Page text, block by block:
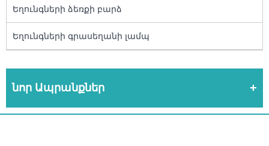
Եղունգների ձեռքի բարձ
Եղունգների գրասեղանի լամպ
նոր Ապրանքներ